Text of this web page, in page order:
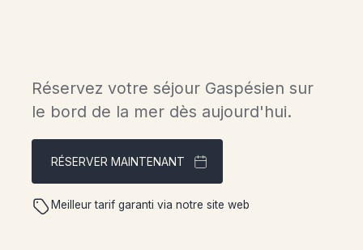
Réservez votre séjour Gaspésien sur
le bord de la mer dès aujourd'hui.
RÉSERVER MAINTENANT
Meilleur tarif garanti via notre site web